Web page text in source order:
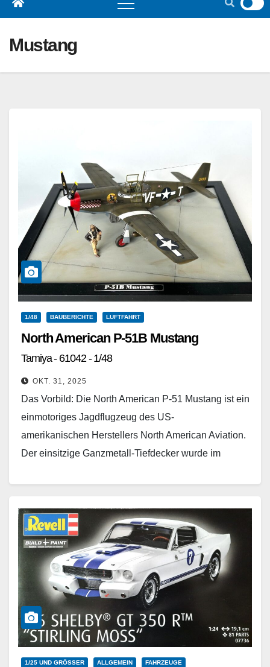
Mustang
1/48 BAUBERICHTE LUFTFAHRT
North American P-51B Mustang
Tamiya - 61042 - 1/48
OKT. 31, 2025
Das Vorbild: Die North American P-51 Mustang ist ein
einmotoriges Jagdflugzeug des US-
amerikanischen Herstellers North American Aviation.
Der einsitzige Ganzmetall-Tiefdecker wurde im
Bomberverbänden der…
Weiterlesen
1/25 UND GRÖSSER ALLGEMEIN
FAHRZEUGE